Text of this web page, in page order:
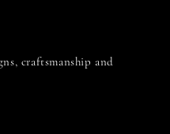
craftsmanship and